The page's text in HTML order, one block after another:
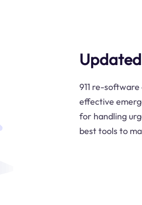
911 re-
effective
for handling
best tools to